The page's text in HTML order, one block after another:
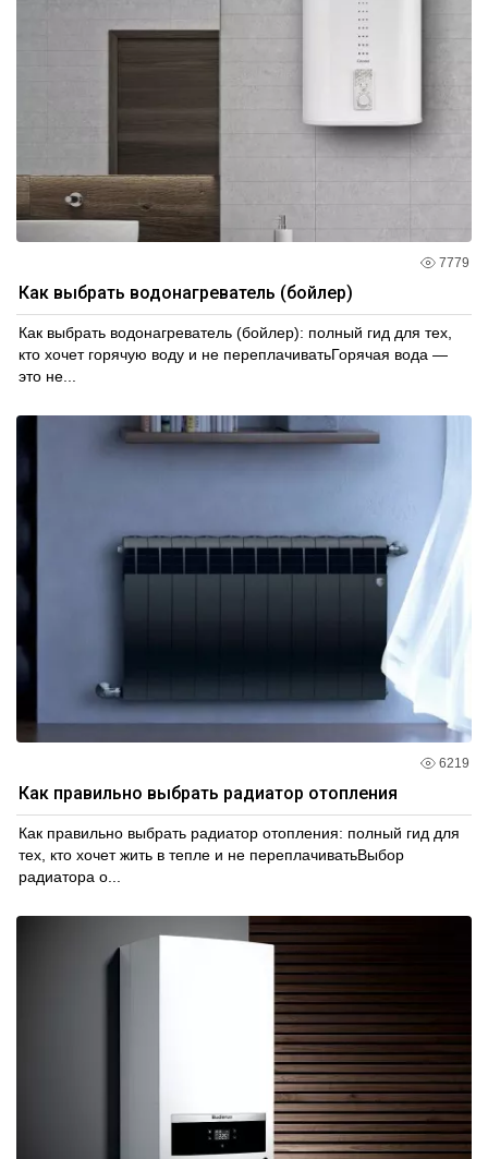
7779
Как выбрать водонагреватель (бойлер)
Как выбрать водонагреватель (бойлер): полный гид для тех,
кто хочет горячую воду и не переплачиватьГорячая вода —
это не...
6219
Как правильно выбрать радиатор отопления
Как правильно выбрать радиатор отопления: полный гид для
тех, кто хочет жить в тепле и не переплачиватьВыбор
радиатора о...